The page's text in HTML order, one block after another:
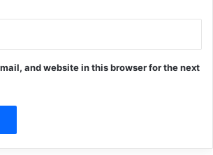
and website in this browser for the next